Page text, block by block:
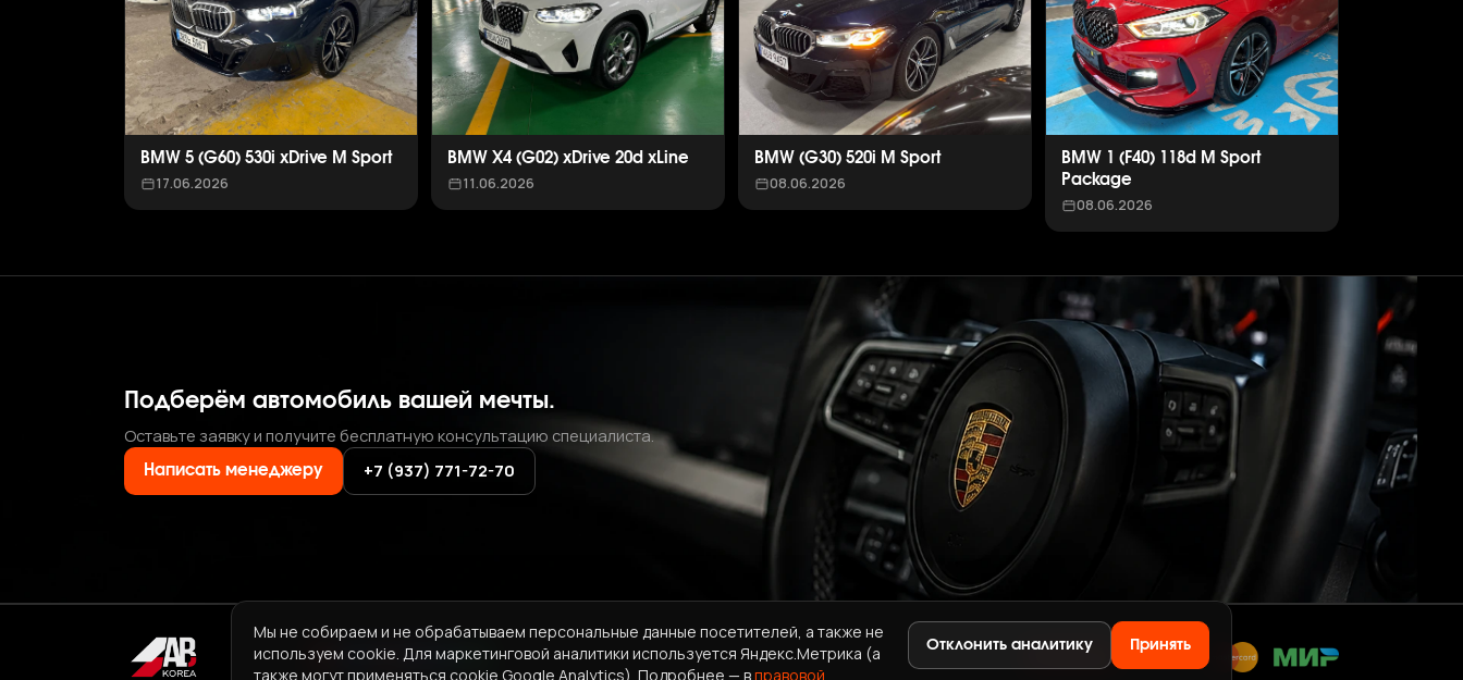
BMW 5 (G60) 530i xDrive M Sport
17.06.2026
BMW X4 (G02) xDrive 20d xLine
11.06.2026
BMW (G30) 520i M Sport
08.06.2026
BMW 1 (F40) 118d M Sport
Package
08.06.2026
Подберём автомобиль вашей мечты.
Оставьте заявку и получите бесплатную консультацию специалиста.
Написать менеджеру +7 (937) 771-72-70
+7 (937) 771-72-70 ·ab.korea.kr@gmail.com
Мы не собираем и не обрабатываем персональные данные посетителей, а также не
используем cookie. Для маркетинговой аналитики используется Яндекс.Метрика (а
также могут применяться cookie Google Analytics). Подробнее — вправовой
Отклонить аналитику Принять